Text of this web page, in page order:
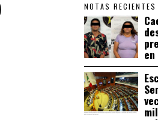
NOTAS RECIENTES